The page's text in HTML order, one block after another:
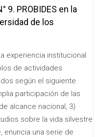
9. PROBIDES en la
de los
experiencia institucional
de actividades
según el siguiente
participación de las
alcance nacional, 3)
sobre la vida silvestre
enuncia una serie de